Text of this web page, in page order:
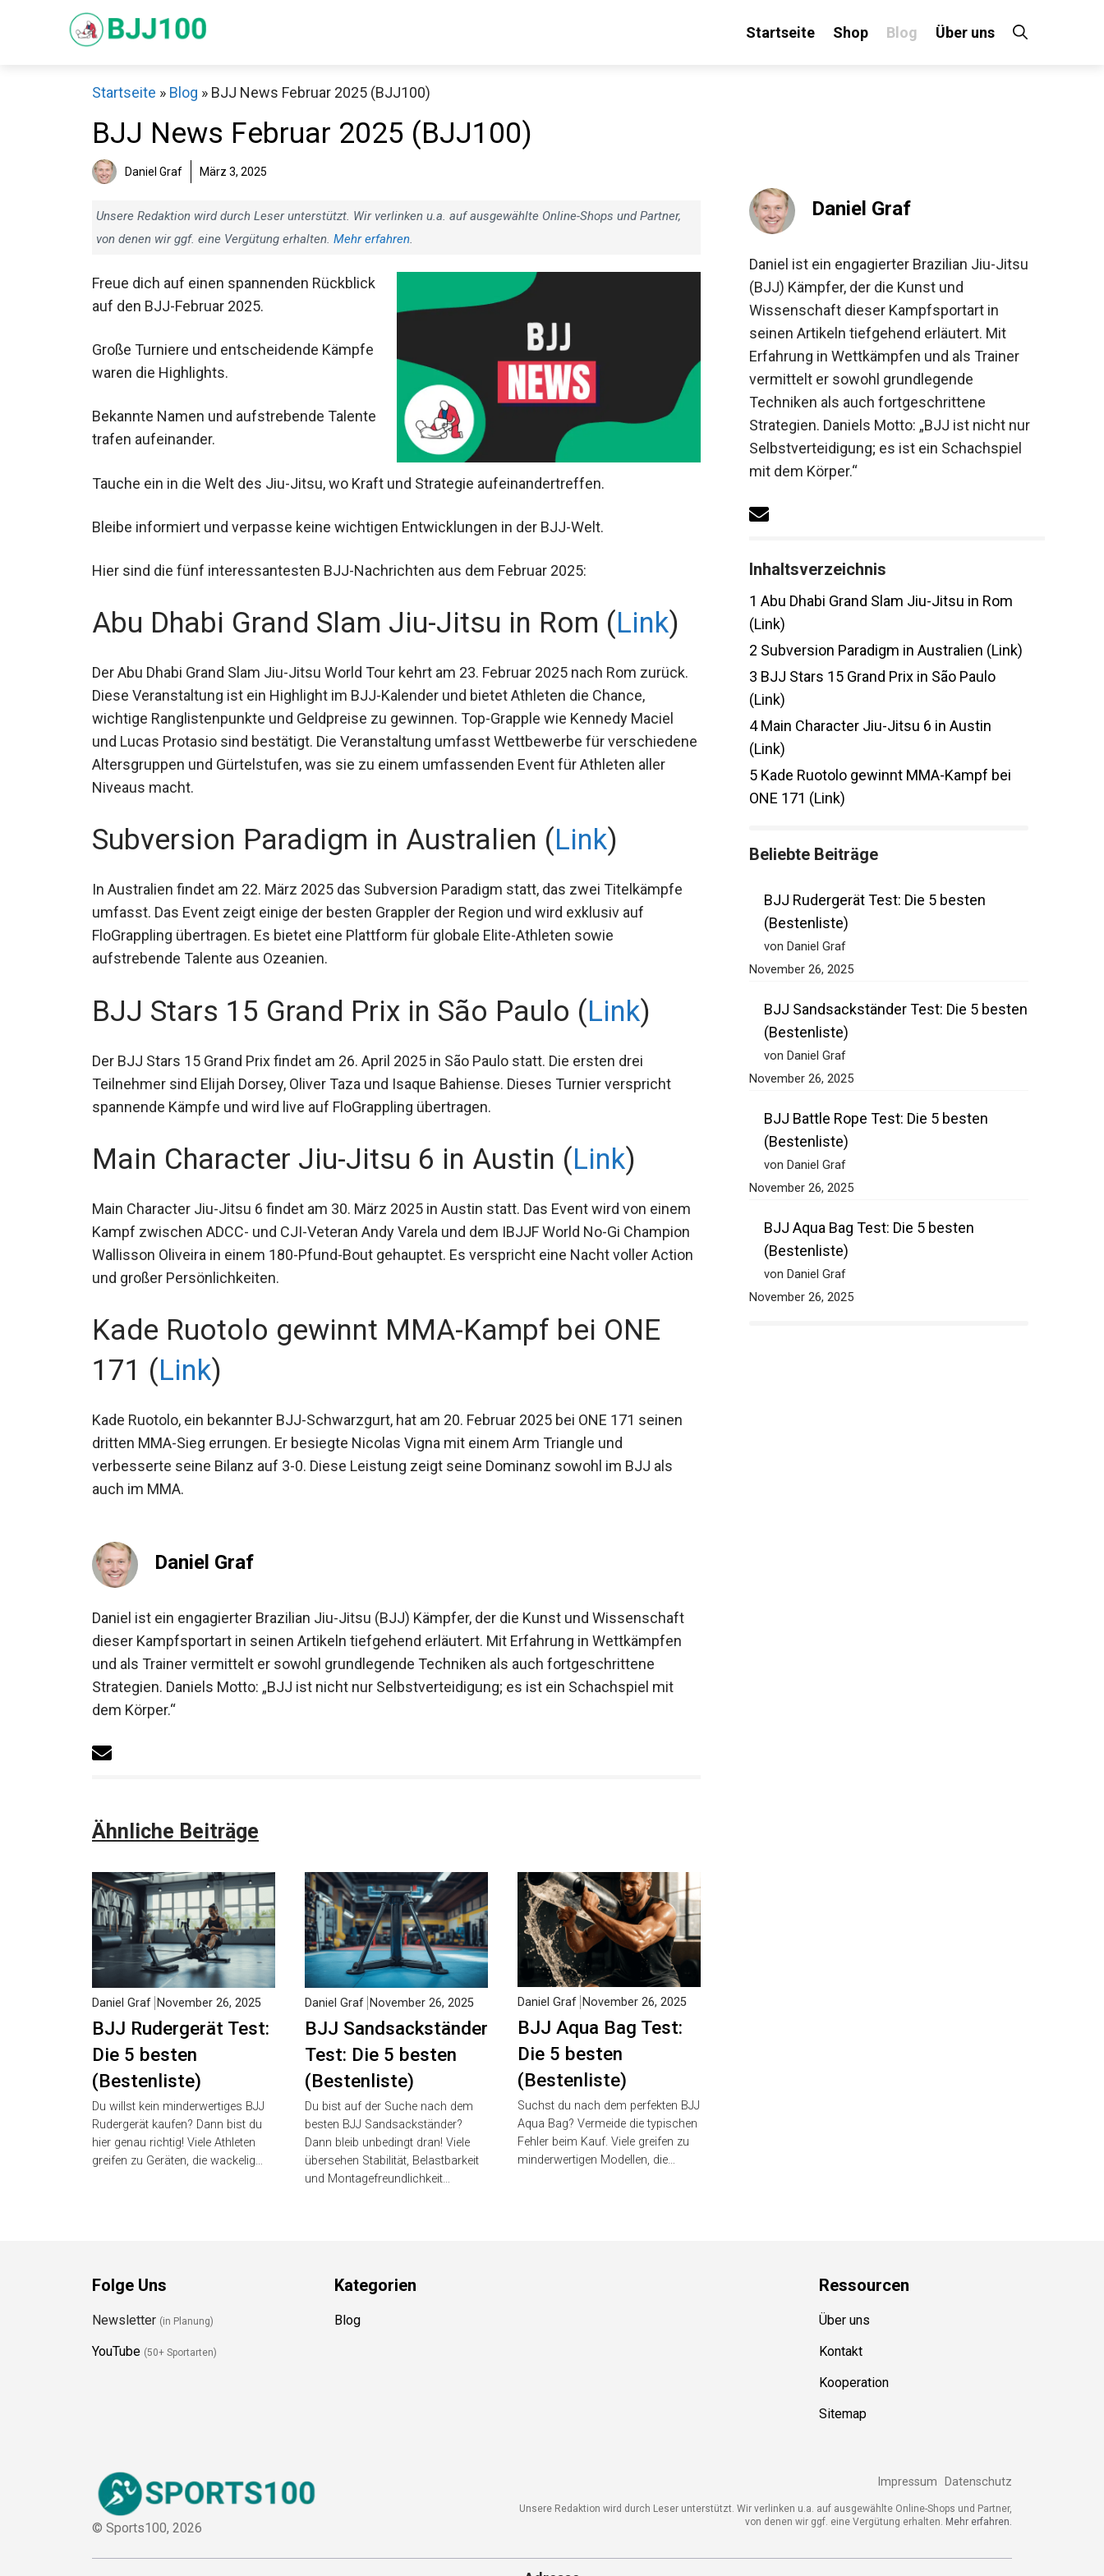
Startseite Shop Blog Über uns
Startseite » Blog » BJJ News Februar 2025 (BJJ100)
BJJ News Februar 2025 (BJJ100)
Daniel Graf März 3, 2025
Unsere Redaktion wird durch Leser unterstützt. Wir verlinken u.a. auf ausgewählte Online-Shops und Partner,
von denen wir ggf. eine Vergütung erhalten. Mehr erfahren.
Freue dich auf einen spannenden Rückblick
auf den BJJ-Februar 2025.
Große Turniere und entscheidende Kämpfe
waren die Highlights.
Bekannte Namen und aufstrebende Talente
trafen aufeinander.
Tauche ein in die Welt des Jiu-Jitsu, wo Kraft und Strategie aufeinandertreffen.
Bleibe informiert und verpasse keine wichtigen Entwicklungen in der BJJ-Welt.
Hier sind die fünf interessantesten BJJ-Nachrichten aus dem Februar 2025:
Abu Dhabi Grand Slam Jiu-Jitsu in Rom (Link)
Der Abu Dhabi Grand Slam Jiu-Jitsu World Tour kehrt am 23. Februar 2025 nach Rom zurück.
Diese Veranstaltung ist ein Highlight im BJJ-Kalender und bietet Athleten die Chance,
wichtige Ranglistenpunkte und Geldpreise zu gewinnen. Top-Grapple wie Kennedy Maciel
und Lucas Protasio sind bestätigt. Die Veranstaltung umfasst Wettbewerbe für
verschiedene Altersgruppen und Gürtelstufen, was sie zu einem umfassenden Event für
Athleten aller Niveaus macht.
Subversion Paradigm in Australien (Link)
In Australien findet am 22. März 2025 das Subversion Paradigm statt, das zwei Titelkämpfe
umfasst. Das Event zeigt einige der besten Grappler der Region und wird exklusiv auf
FloGrappling übertragen. Es bietet eine Plattform für globale Elite-Athleten sowie
aufstrebende Talente aus Ozeanien.
BJJ Stars 15 Grand Prix in São Paulo (Link)
Der BJJ Stars 15 Grand Prix findet am 26. April 2025 in São Paulo statt. Die ersten drei
Teilnehmer sind Elijah Dorsey, Oliver Taza und Isaque Bahiense. Dieses Turnier verspricht
spannende Kämpfe und wird live auf FloGrappling übertragen.
Main Character Jiu-Jitsu 6 in Austin (Link)
Main Character Jiu-Jitsu 6 findet am 30. März 2025 in Austin statt. Das Event wird von einem
Kampf zwischen ADCC- und CJI-Veteran Andy Varela und dem IBJJF World No-Gi Champion
Wallisson Oliveira in einem 180-Pfund-Bout gehauptet. Es verspricht eine Nacht voller
Action und großer Persönlichkeiten.
Kade Ruotolo gewinnt MMA-Kampf bei ONE
171 (Link)
Kade Ruotolo, ein bekannter BJJ-Schwarzgurt, hat am 20. Februar 2025 bei ONE 171 seinen
dritten MMA-Sieg errungen. Er besiegte Nicolas Vigna mit einem Arm Triangle und
verbesserte seine Bilanz auf 3-0. Diese Leistung zeigt seine Dominanz sowohl im BJJ als
auch im MMA.
Daniel Graf
Daniel ist ein engagierter Brazilian Jiu-Jitsu (BJJ) Kämpfer, der die Kunst und Wissenschaft
dieser Kampfsportart in seinen Artikeln tiefgehend erläutert. Mit Erfahrung in Wettkämpfen
und als Trainer vermittelt er sowohl grundlegende Techniken als auch fortgeschrittene
Strategien. Daniels Motto: „BJJ ist nicht nur Selbstverteidigung; es ist ein Schachspiel mit
dem Körper.“
Ähnliche Beiträge
BJJ Rudergerät Test:
Die 5 besten
(Bestenliste)
Daniel Graf November 26, 2025
Du willst kein minderwertiges BJJ
Rudergerät kaufen? Dann bist du
hier genau richtig! Viele Athleten
greifen zu Geräten, die wackelig…
BJJ
Sandsackständer
Test: Die 5 besten
(Bestenliste)
Daniel Graf November 26, 2025
Du bist auf der Suche nach dem
besten BJJ Sandsackständer?
Dann bleib unbedingt dran! Viele
übersehen Stabilität, Belastbarkeit
BJJ Aqua Bag Test:
Die 5 besten
(Bestenliste)
Daniel Graf November 26, 2025
Suchst du nach dem perfekten
BJJ Aqua Bag? Vermeide die
typischen Fehler beim Kauf. Viele
greifen zu minderwertigen
Daniel Graf
Daniel ist ein engagierter Brazilian Jiu-Jitsu
(BJJ) Kämpfer, der die Kunst und
Wissenschaft dieser Kampfsportart in
seinen Artikeln tiefgehend erläutert. Mit
Erfahrung in Wettkämpfen und als Trainer
vermittelt er sowohl grundlegende
Techniken als auch fortgeschrittene
Strategien. Daniels Motto: „BJJ ist nicht nur
Selbstverteidigung; es ist ein Schachspiel
mit dem Körper.“
Inhaltsverzeichnis
Abu Dhabi Grand Slam Jiu-Jitsu in Rom
(Link)
Subversion Paradigm in Australien (Link)
BJJ Stars 15 Grand Prix in São Paulo
(Link)
Main Character Jiu-Jitsu 6 in Austin
(Link)
Kade Ruotolo gewinnt MMA-Kampf bei
ONE 171 (Link)
Beliebte Beiträge
BJJ Rudergerät Test: Die 5 besten
(Bestenliste)
von Daniel Graf
November 26, 2025
BJJ Sandsackständer Test: Die 5
besten (Bestenliste)
von Daniel Graf
November 26, 2025
BJJ Battle Rope Test: Die 5 besten
(Bestenliste)
von Daniel Graf
November 26, 2025
BJJ Aqua Bag Test: Die 5 besten
(Bestenliste)
von Daniel Graf
November 26, 2025
Newsletter
Ressource
Über uns
Kontakt
Kooperation
Impressum Datenschutz